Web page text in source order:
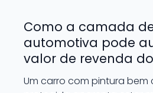
Como a camada
automotiva pode
valor de revenda
Um carro com pintura bem